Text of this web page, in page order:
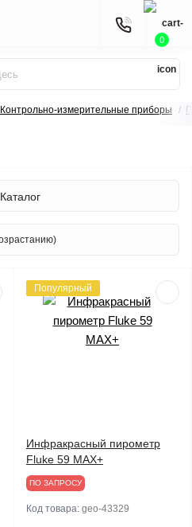
0
Контрольно-измерительные приборы
Каталог
Популярный
Инфракрасный пирометр
Fluke 59 MAX+
ПО ЗАПРОСУ
Код товара: geo-43329